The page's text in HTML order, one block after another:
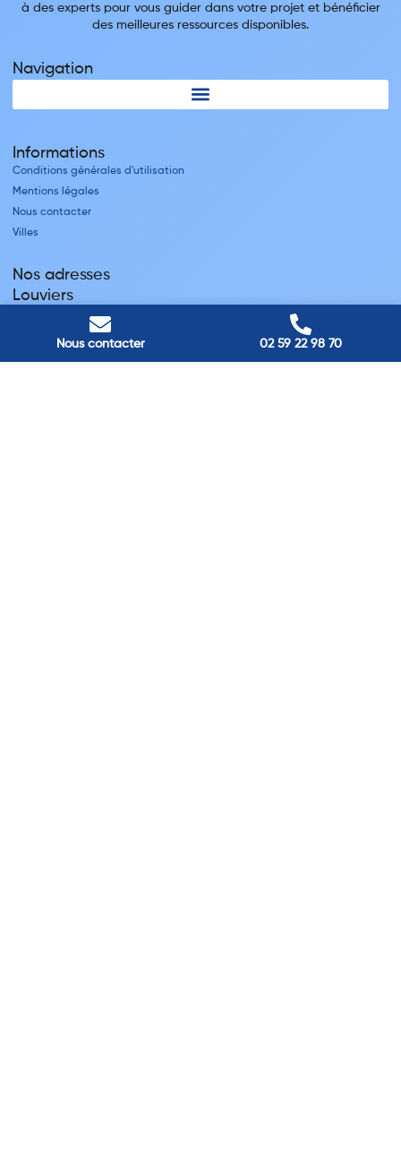
Nous contacter 02 59 22 98 70
à des experts pour vous guider dans votre projet et bénéficier
des meilleures ressources disponibles.
Navigation
Informations
Conditions générales d'utilisation
Mentions légales
Nous contacter
Villes
Nos adresses
Louviers
Pont-Audemer
9 Rue du Président Georges Pompidou, Pont-Audemer, France
Rouen